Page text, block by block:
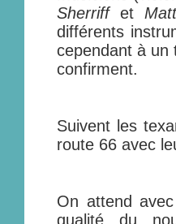
Sherriffet
différents
cependant à un
confirment.
Suivent les
route 66 avec
On attend
qualité du